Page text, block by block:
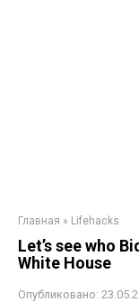
Главная » Lifehacks
Let’s see who
White House
Опубликовано: